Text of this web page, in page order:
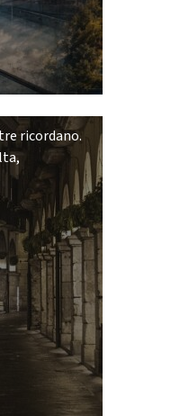
ricordano.